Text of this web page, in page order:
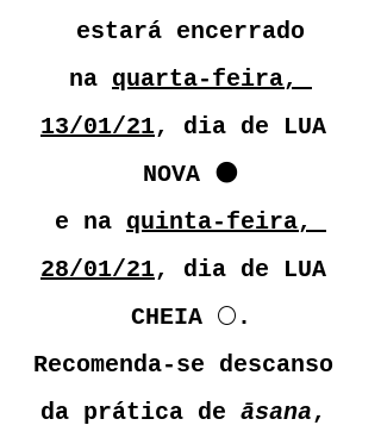
estará encerrado
na quarta-feira,
13/01/21, dia de LUA
NOVA 🌑
e na quinta-feira,
28/01/21, dia de LUA
CHEIA 🌕 .
Recomenda-se descanso
da prática de āsana,